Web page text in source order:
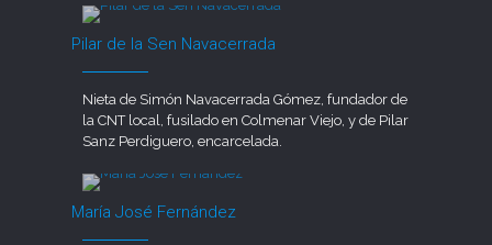
Pilar de la Sen Navacerrada
Nieta de Simón Navacerrada Gómez, fundador de
la CNT local, fusilado en Colmenar Viejo, y de Pilar
Sanz Perdiguero, encarcelada.
María José Fernández